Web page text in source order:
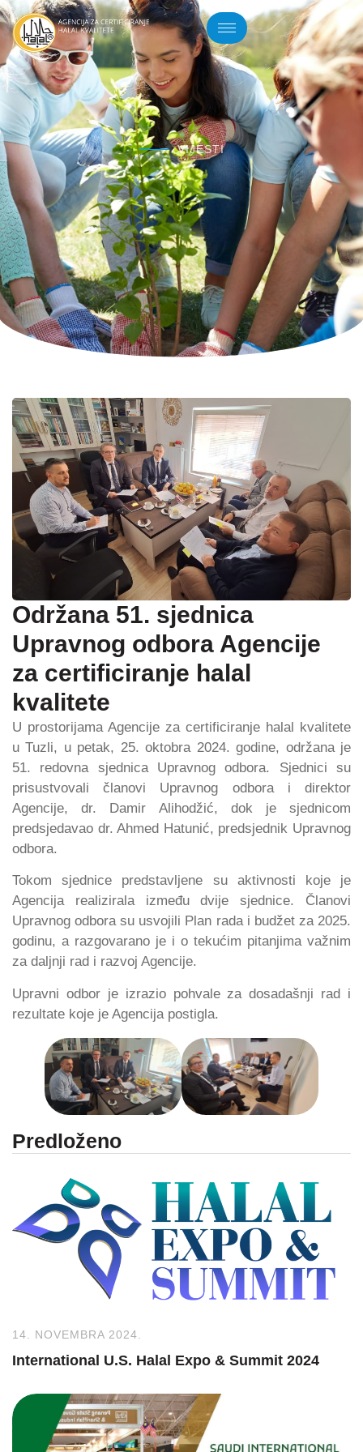
VIJESTI
Održana 51. sjednica
Upravnog odbora Agencije
za certificiranje halal
kvalitete
U prostorijama Agencije za certificiranje halal kvalitete
u Tuzli, u petak, 25. oktobra 2024. godine, održana je
51. redovna sjednica Upravnog odbora. Sjednici su
prisustvovali članovi Upravnog odbora i direktor
Agencije, dr. Damir Alihodžić, dok je sjednicom
predsjedavao dr. Ahmed Hatunić, predsjednik Upravnog
odbora.
Tokom sjednice predstavljene su aktivnosti koje je
Agencija realizirala između dvije sjednice. Članovi
Upravnog odbora su usvojili Plan rada i budžet za 2025.
godinu, a razgovarano je i o tekućim pitanjima važnim
za daljnji rad i razvoj Agencije.
Upravni odbor je izrazio pohvale za dosadašnji rad i
rezultate koje je Agencija postigla.
Predloženo
14. NOVEMBRA 2024.
International U.S. Halal Expo & Summit 2024